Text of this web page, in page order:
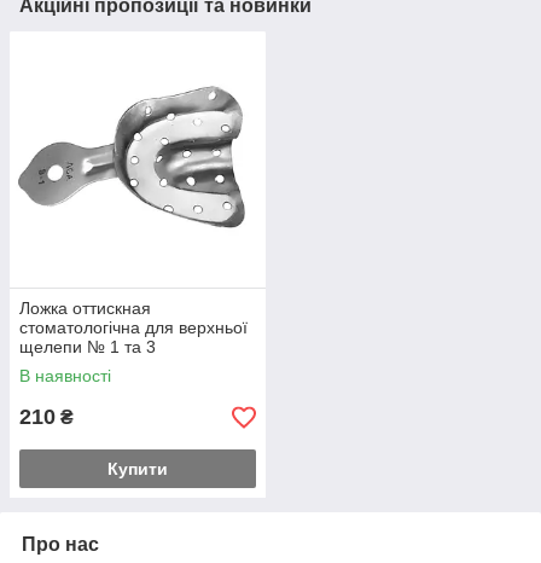
Акційні пропозиції та новинки
Ложка оттискная
стоматологічна для верхньої
щелепи № 1 та 3
В наявності
210 ₴
Купити
Про нас